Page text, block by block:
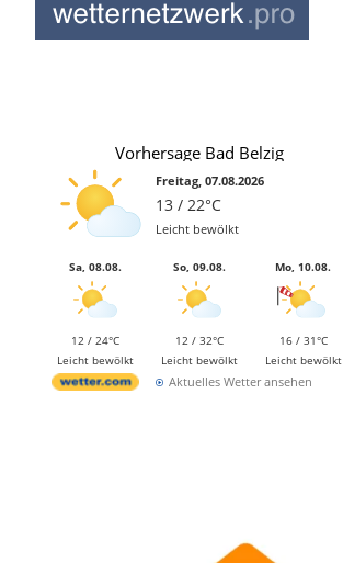
Vorhersage Bad Belzig
Freitag, 07.08.2026
13 / 22°C
Leicht bewölkt
Sa, 08.08.
12 / 24°C
Leicht bewölkt
So, 09.08.
12 / 32°C
Leicht bewölkt
Mo, 10.08.
16 / 31°C
Leicht bewölkt
Aktuelles Wetter ansehen